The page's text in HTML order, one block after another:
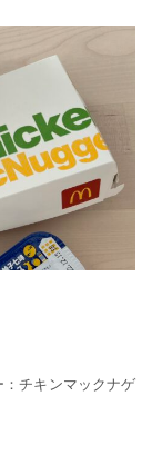
キンマックナゲ